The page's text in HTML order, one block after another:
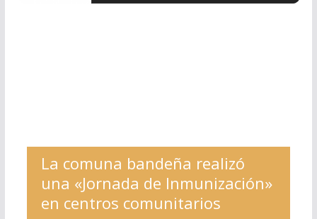
La comuna bandeña realizó
una «Jornada de Inmunización»
en centros comunitarios